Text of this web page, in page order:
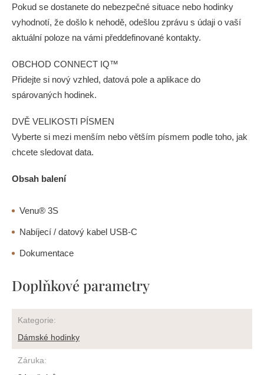
Pokud se dostanete do nebezpečné situace nebo hodinky
vyhodnotí, že došlo k nehodě, odešlou zprávu s údaji o vaší
aktuální poloze na vámi předdefinované kontakty.
OBCHOD CONNECT IQ™
Přidejte si nový vzhled, datová pole a aplikace do
spárovaných hodinek.
DVĚ VELIKOSTI PÍSMEN
Vyberte si mezi menším nebo větším písmem podle toho, jak
chcete sledovat data.
Obsah balení
Venu® 3S
Nabíjecí / datový kabel USB-C
Dokumentace
Doplňkové parametry
Kategorie:
Dámské hodinky
Záruka: